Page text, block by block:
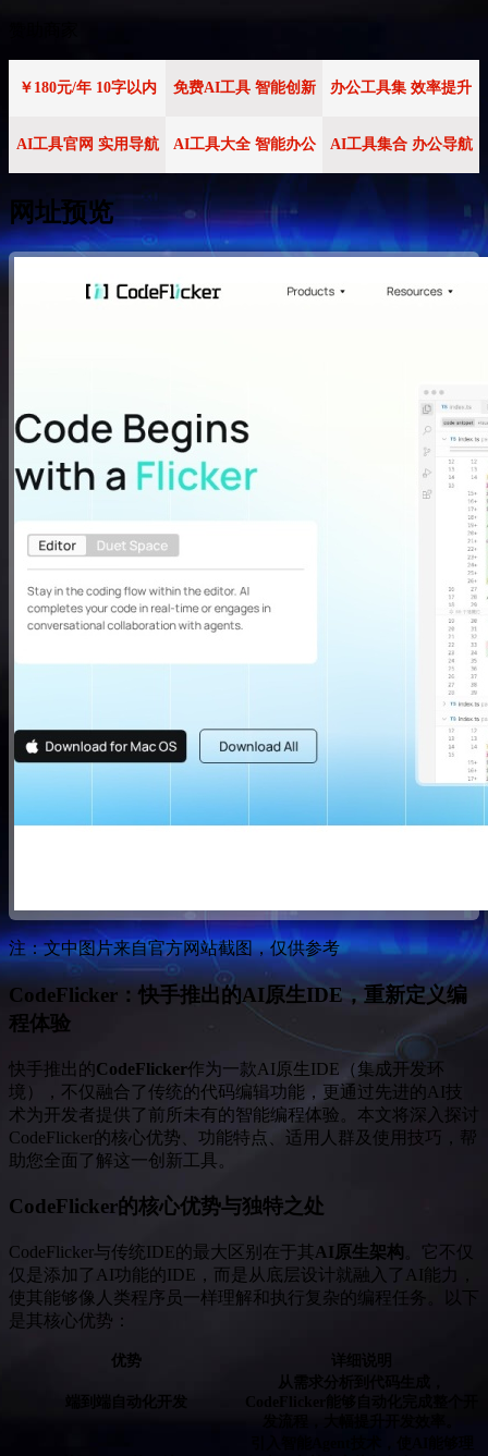
￥180元/年 10字以内 免费AI工具 智能创新 办公工具集 效率提升
AI工具官网 实用导航 AI工具大全 智能办公 AI工具集合 办公导航
网址预览
注：文中图片来自官方网站截图，仅供参考
CodeFlicker：快手推出的AI原生IDE，重新定义编
程体验
快手推出的CodeFlicker作为一款AI原生IDE（集成开发环
境），不仅融合了传统的代码编辑功能，更通过先进的AI技
术为开发者提供了前所未有的智能编程体验。本文将深入探讨
CodeFlicker的核心优势、功能特点、适用人群及使用技巧，帮
助您全面了解这一创新工具。
CodeFlicker的核心优势与独特之处
CodeFlicker与传统IDE的最大区别在于其AI原生架构 。它不仅
仅是添加了AI功能的IDE，而是从底层设计就融入了AI能力，
使其能够像人类程序员一样理解和执行复杂的编程任务。以下
是其核心优势：
优势 详细说明
端到端自动化开发
从需求分析到代码生成，